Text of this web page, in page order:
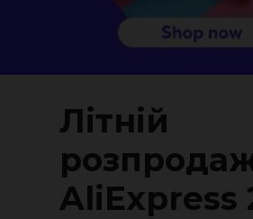
Літній
AliExpress